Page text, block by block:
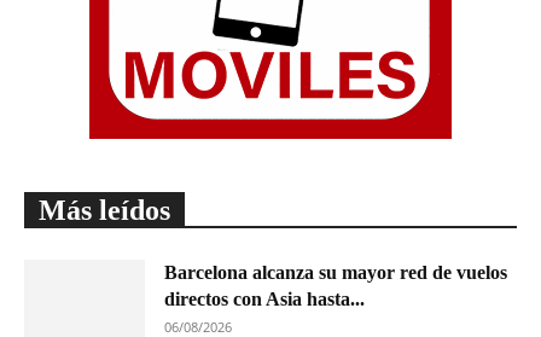
Más leídos
Barcelona alcanza su mayor red de vuelos
directos con Asia hasta...
06/08/2026